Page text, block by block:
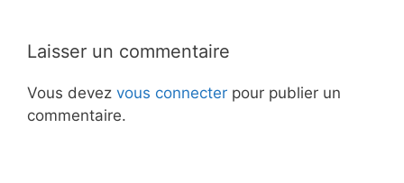
Laisser un commentaire
Vous devez vous connecter pour publier un
commentaire.